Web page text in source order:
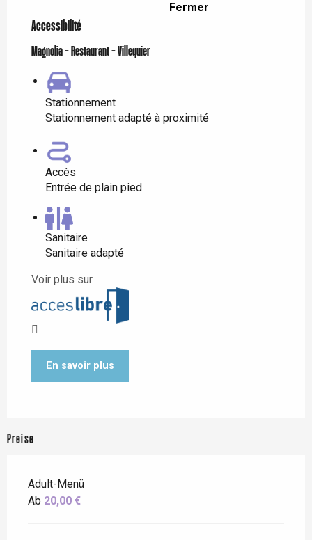
Fermer
Accessibilité
Magnolia - Restaurant - Villequier
Stationnement
Stationnement adapté à proximité
Accès
Entrée de plain pied
Sanitaire
Sanitaire adapté
Voir plus sur
En savoir plus
Preise
Adult-Menü
Ab 20,00 €